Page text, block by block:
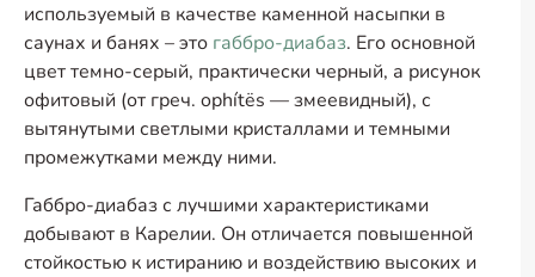
используемый в качестве каменной насыпки в
саунах и банях – это габбро-диабаз. Его основной
цвет темно-серый, практически черный, а рисунок
офитовый (от греч. ophítës — змеевидный), с
вытянутыми светлыми кристаллами и темными
промежутками между ними.
Габбро-диабаз с лучшими характеристиками
добывают в Карелии. Он отличается повышенной
стойкостью к истиранию и воздействию высоких и